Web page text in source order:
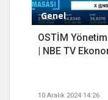
Genel
OSTİM
| NBE TV
10 Aralık 2024 14:26